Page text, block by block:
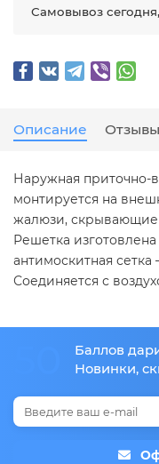
Самовывоз
Описание Отзывы
Наружная приточно-
монтируется на
жалюзи, скрывающие
Решетка
антимоскитная
Соединяется с
Баллов
Новинки,